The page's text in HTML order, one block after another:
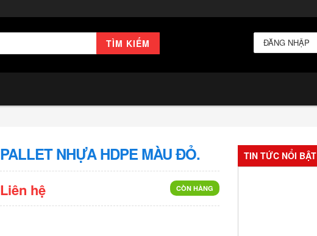
TÌM KIẾM ĐĂNG NHẬP
PALLET NHỰA HDPE MÀU ĐỎ.
CÒN HÀNG
Liên hệ
TIN TỨC NỔI BẬT